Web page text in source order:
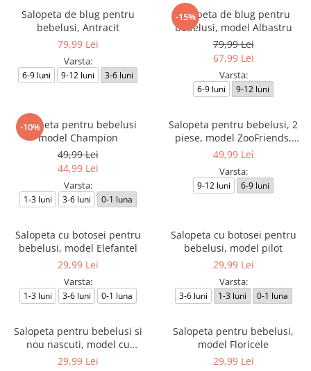
Salopeta de blug pentru
bebelusi, Antracit
79,99 Lei
Varsta:
6-9 luni 9-12 luni 3-6 luni
-15%
Salopeta de blug pentru
bebelusi, model Albastru
79,99 Lei
67,99 Lei
Varsta:
6-9 luni 9-12 luni
-10%
Salopeta pentru bebelusi
model Champion
49,99 Lei
44,99 Lei
Varsta:
1-3 luni 3-6 luni 0-1 luna
Salopeta pentru bebelusi, 2
piese, model ZooFriends,
galben
49,99 Lei
Varsta:
9-12 luni 6-9 luni
Salopeta cu botosei pentru
bebelusi, model Elefantel
29,99 Lei
Varsta:
1-3 luni 3-6 luni 0-1 luna
Salopeta cu botosei pentru
bebelusi, model pilot
29,99 Lei
Varsta:
3-6 luni 1-3 luni 0-1 luna
Salopeta pentru bebelusi si
nou nascuti, model cu
Ursuleti
29,99 Lei
Salopeta pentru bebelusi,
model Floricele
29,99 Lei